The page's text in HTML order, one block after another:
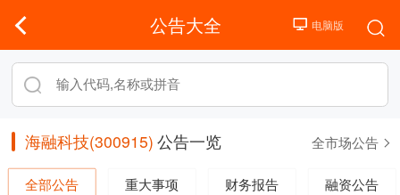
公告大全
海融科技(300915) 公告一览 全市场公告
全部公告 重大事项 财务报告 融资公告